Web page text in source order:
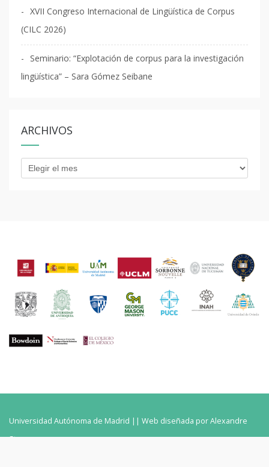
XVII Congreso Internacional de Lingüística de Corpus
(CILC 2026)
Seminario: “Explotación de corpus para la investigación
lingüística” – Sara Gómez Seibane
ARCHIVOS
Universidad Autónoma de Madrid || Web diseñada por Alexandre
Stora